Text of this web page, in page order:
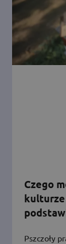
Czego
Pszczoły